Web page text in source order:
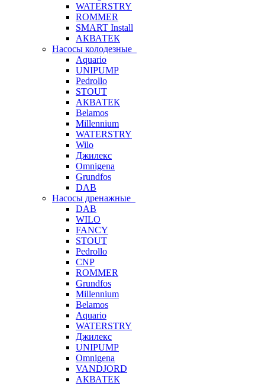
WATERSTRY
ROMMER
SMART Install
АКВАТЕК
Насосы колодезные
Aquario
UNIPUMP
Pedrollo
STOUT
АКВАТЕК
Belamos
Millennium
WATERSTRY
Wilo
Джилекс
Omnigena
Grundfos
DAB
Насосы дренажные
DAB
WILO
FANCY
STOUT
Pedrollo
CNP
ROMMER
Grundfos
Millennium
Belamos
Aquario
WATERSTRY
Джилекс
UNIPUMP
Omnigena
VANDJORD
АКВАТЕК